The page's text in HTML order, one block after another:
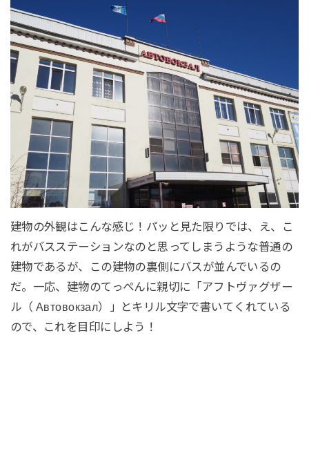
建物の外観はこんな感じ！パッと見た限りでは、え、こ
れがバスステーションなのと思ってしまうような普通の
建物であるが、この建物の裏側にバスが並んでいるの
だ。一応、建物のてっぺんに親切に「アフトヴァグザー
ル（ Автовокзал）」とキリル文字で書いてくれている
ので、これを目印にしよう！